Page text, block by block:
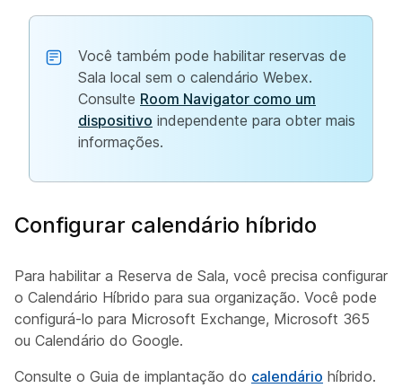
Você também pode habilitar reservas de
Sala local sem o calendário Webex.
Consulte Room Navigator como um
dispositivo independente para obter mais
informações.
Configurar calendário híbrido
Para habilitar a Reserva de Sala, você precisa configurar
o Calendário Híbrido para sua organização. Você pode
configurá-lo para Microsoft Exchange, Microsoft 365
ou Calendário do Google.
Consulte o Guia de implantação do calendário híbrido.